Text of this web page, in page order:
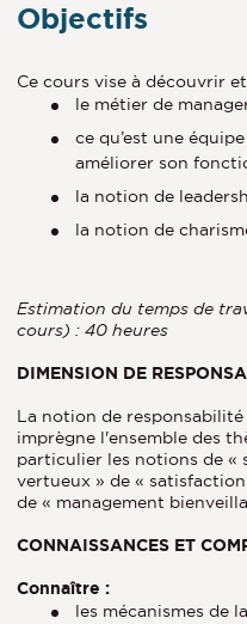
Objectifs
Ce cours vise à découvrir
le métier de
ce qu’est une
améliorer son
la notion de
la notion de
Estimation du temps de
cours) : 40 heures
DIMENSION DE
La notion de
imprègne l'ensemble des
particulier les notions de «
vertueux » de «
de « management
CONNAISSANCES ET
Connaître :
les mécanismes de